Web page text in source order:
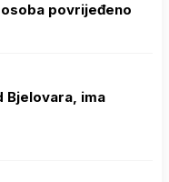
povrijeđeno
Bjelovara, ima